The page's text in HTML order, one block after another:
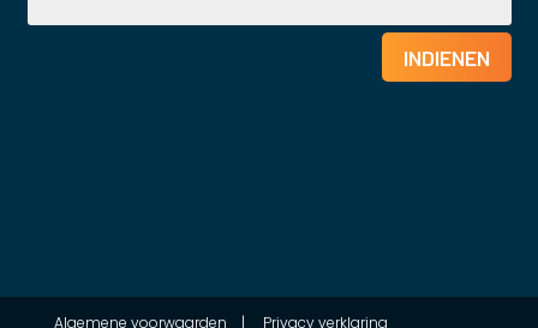
INDIENEN
Algemene voorwaarden | Privacy verklaring